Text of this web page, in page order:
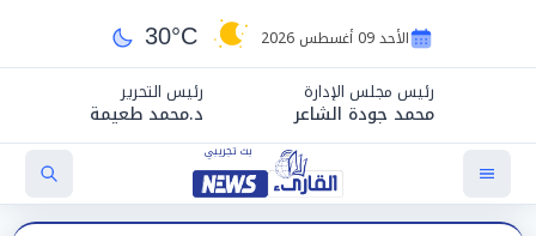
الأحد 09 أغسطس 2026 30°C
رئيس مجلس الإدارة
محمد جودة الشاعر
رئيس التحرير
د.محمد طعيمة